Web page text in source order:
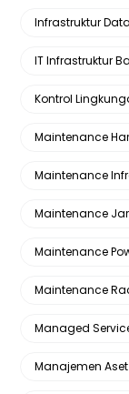
Infrastruktur
IT Infrastruktur
Kontrol
Maintenance
Maintenance
Maintenance
Maintenance
Maintenance
Managed
Manajemen